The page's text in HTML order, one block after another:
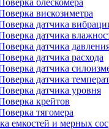
Поверка блескомера
вискозиметра
датчика
датчика
датчика
датчика расхода
датчика
датчика
датчика уровня
крейтов
тягомера
емкостей и мерных